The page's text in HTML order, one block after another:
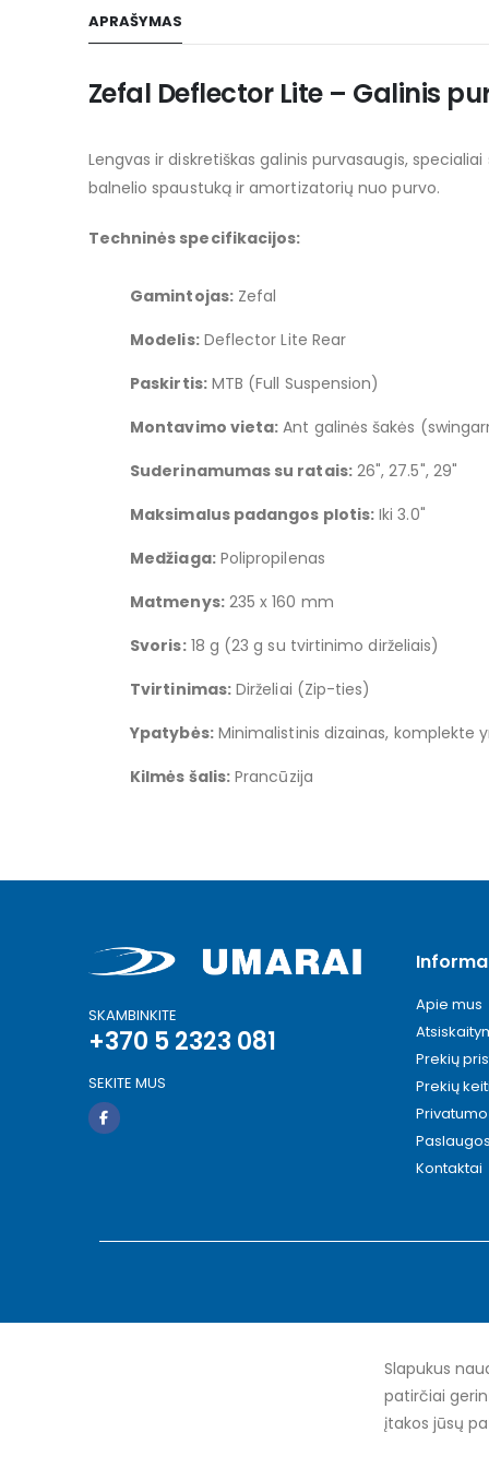
the
of
gallery
APRAŠYMAS
Zefal Deflector Lite – Galinis
Lengvas ir diskretiškas galinis purvasaugis,
balnelio spaustuką ir amortizatorių nuo purvo.
Techninės specifikacijos:
Gamintojas:Zefal
Modelis:Deflector Lite Rear
Paskirtis:MTB (Full Suspension)
Montavimo vieta: Ant galinės šakės
Suderinamumas su ratais:26", 27.5", 29"
Maksimalus padangos plotis: Iki 3.0"
Medžiaga:Polipropilenas
Matmenys:235 x 160 mm
Svoris:18 g (23 g su tvirtinimo dirželiais)
Tvirtinimas:Dirželiai (Zip-ties)
Ypatybės:Minimalistinis dizainas, komplekte
Kilmės šalis: Prancūzija
SKAMBINKITE
+370 5 2323 081
SEKITE MUS
Apie mus
Prekių
Prekių
Paslaugos
Kontaktai
Slapukus
patirčiai
įtakos jūsų